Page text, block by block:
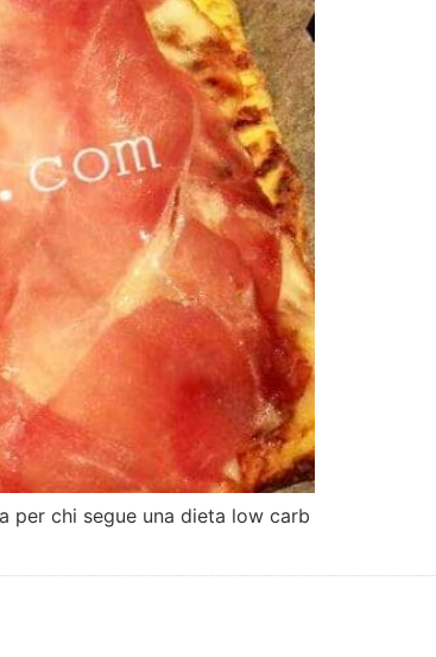
per chi segue una dieta low carb